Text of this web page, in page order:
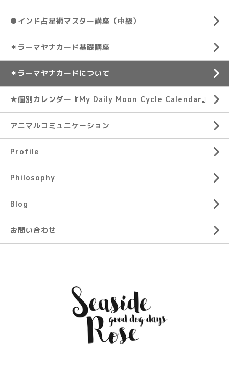
●インド占星術マスター講座（中級）
＊ラーマヤナカード基礎講座
＊ラーマヤナカードについて
★個別カレンダー『My Daily Moon Cycle Calendar』
アニマルコミュニケーション
Profile
Philosophy
Blog
お問い合わせ